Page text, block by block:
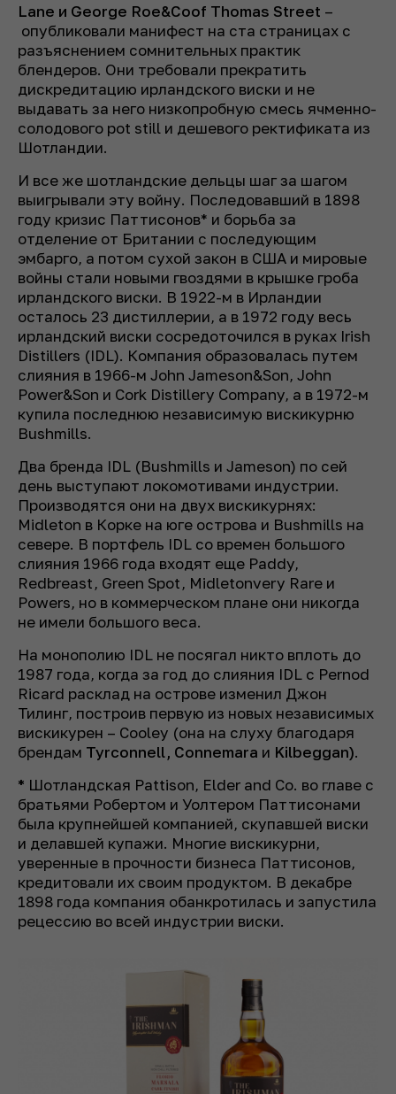
Lane и George Roe&Coof Thomas Street –
опубликовали манифест на ста страницах с
разъяснением сомнительных практик
блендеров. Они требовали прекратить
дискредитацию ирландского виски и не
выдавать за него низкопробную смесь ячменно-
солодового pot still и дешевого ректификата из
Шотландии.
И все же шотландские дельцы шаг за шагом
выигрывали эту войну. Последовавший в 1898
году кризис Паттисонов* и борьба за
отделение от Британии c последующим
эмбарго, а потом сухой закон в США и мировые
войны стали новыми гвоздями в крышке гроба
ирландского виски. В 1922-м в Ирландии
осталось 23 дистиллерии, а в 1972 году весь
ирландский виски сосредоточился в руках Irish
Distillers (IDL). Компания образовалась путем
слияния в 1966-м John Jameson&Son, John
Power&Son и Cork Distillery Company, а в 1972-м
купила последнюю независимую вискикурню
Bushmills.
Два бренда IDL (Bushmills и Jameson) по сей
день выступают локомотивами индустрии.
Производятся они на двух вискикурнях:
Midleton в Корке на юге острова и Bushmills на
севере. В портфель IDL со времен большого
слияния 1966 года входят еще Paddy,
Redbreast, Green Spot, Midletonvery Rare и
Powers, но в коммерческом плане они никогда
не имели большого веса.
На монополию IDL не посягал никто вплоть до
1987 года, когда за год до слияния IDL с Pernod
Ricard расклад на острове изменил Джон
Тилинг, построив первую из новых независимых
вискикурен – Cooley (она на слуху благодаря
брендам Tyrconnell, Connemara и Kilbeggan).
* Шотландская Pattison, Elder and Co. во главе с
братьями Робертом и Уолтером Паттисонами
была крупнейшей компанией, скупавшей виски
и делавшей купажи. Многие вискикурни,
уверенные в прочности бизнеса Паттисонов,
кредитовали их своим продуктом. В декабре
1898 года компания обанкротилась и запустила
рецессию во всей индустрии виски.